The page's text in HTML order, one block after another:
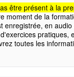
être présent à la
moment de la
enregistrée, en
pratiques,
toutes les